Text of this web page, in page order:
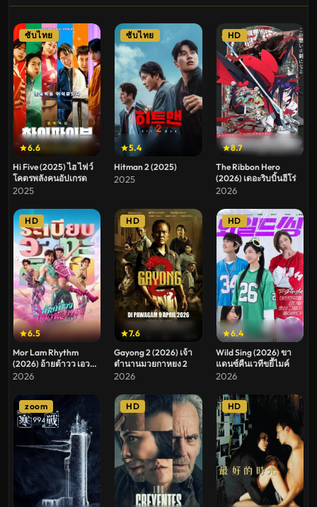
6.6
ซับไทย
Hi Five (2025) ไฮ ไฟว์
โคตรพลังคนอัปเกรด
2025
5.4
ซับไทย
Hitman 2 (2025)
2025
8.7
HD
The Ribbon Hero
(2026) เดอะริบบิ้นฮีโร่
2026
6.5
HD
Mor Lam Rhythm
(2026) อ้ายต้าวว เอว
หวาน ระเบียบวาทะศิลป์
2026
7.6
HD
Gayong 2 (2026) เจ้า
ตำนานมวยกาหยง 2
2026
6.4
HD
Wild Sing (2026) ขา
แดนซ์คืนเวทีขยี้ไมค์
2026
zoom HD HD